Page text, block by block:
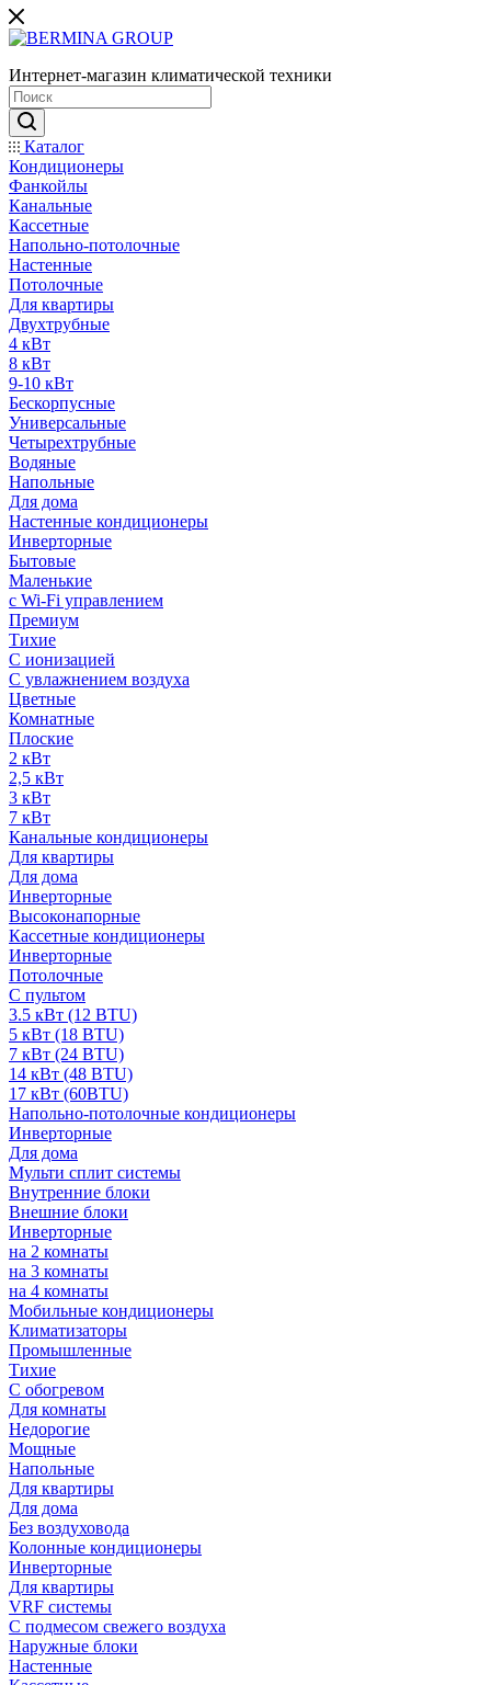
Интернет-магазин климатической техники
Каталог
Кондиционеры
Фанкойлы
Канальные
Кассетные
Напольно-потолочные
Настенные
Потолочные
Для квартиры
Двухтрубные
4 кВт
8 кВт
9-10 кВт
Бескорпусные
Универсальные
Четырехтрубные
Водяные
Напольные
Для дома
Настенные кондиционеры
Инверторные
Бытовые
Маленькие
с Wi-Fi управлением
Премиум
Тихие
С ионизацией
С увлажнением воздуха
Цветные
Комнатные
Плоские
2 кВт
2,5 кВт
3 кВт
7 кВт
Канальные кондиционеры
Для квартиры
Для дома
Инверторные
Высоконапорные
Кассетные кондиционеры
Инверторные
Потолочные
С пультом
3.5 кВт (12 BTU)
5 кВт (18 BTU)
7 кВт (24 BTU)
14 кВт (48 BTU)
17 кВт (60BTU)
Напольно-потолочные кондиционеры
Инверторные
Для дома
Мульти сплит системы
Внутренние блоки
Внешние блоки
Инверторные
на 2 комнаты
на 3 комнаты
на 4 комнаты
Мобильные кондиционеры
Климатизаторы
Промышленные
Тихие
С обогревом
Для комнаты
Недорогие
Мощные
Напольные
Для квартиры
Для дома
Без воздуховода
Колонные кондиционеры
Инверторные
Для квартиры
VRF системы
С подмесом свежего воздуха
Наружные блоки
Настенные